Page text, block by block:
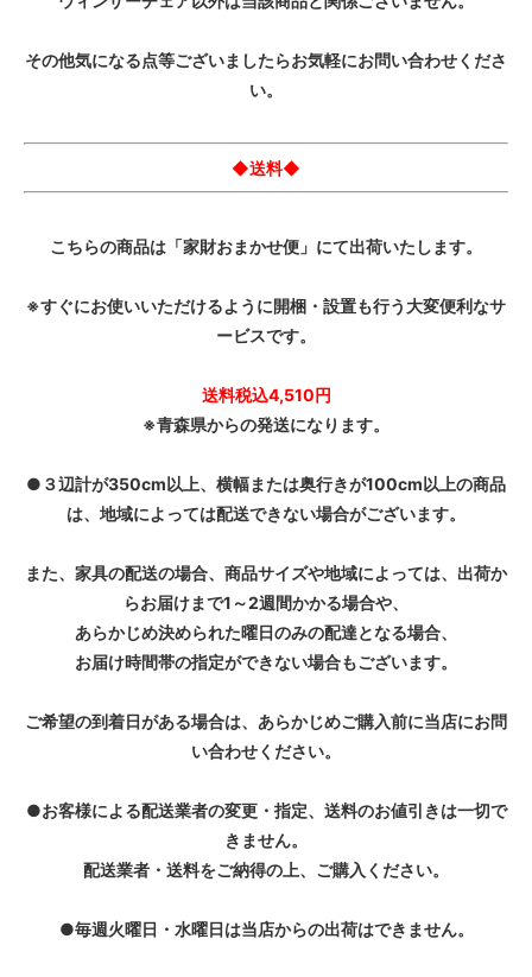
その他気になる点等ございましたらお気軽にお問い合わせくださ
い。
◆送料◆
こちらの商品は「家財おまかせ便」にて出荷いたします。
※すぐにお使いいただけるように開梱・設置も行う大変便利なサ
ービスです。
送料税込4,510円
※青森県からの発送になります。
●３辺計が350cm以上、横幅または奥行きが100cm以上の商品
は、地域によっては配送できない場合がございます。
また、家具の配送の場合、商品サイズや地域によっては、出荷か
らお届けまで1～2週間かかる場合や、
あらかじめ決められた曜日のみの配達となる場合、
お届け時間帯の指定ができない場合もございます。
ご希望の到着日がある場合は、あらかじめご購入前に当店にお問
い合わせください。
●お客様による配送業者の変更・指定、送料のお値引きは一切で
きません。
配送業者・送料をご納得の上、ご購入ください。
●毎週火曜日・水曜日は当店からの出荷はできません。